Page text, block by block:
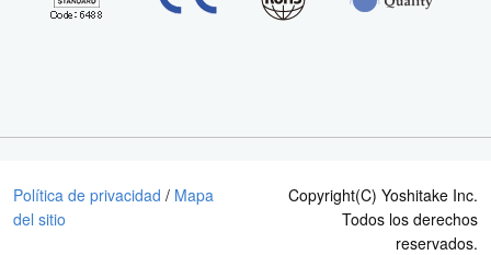
Política de privacidad / Mapa
del sitio
Copyright(C) Yoshitake Inc.
Todos los derechos
reservados.